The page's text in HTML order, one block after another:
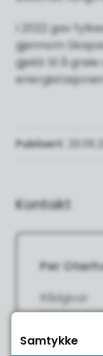
I 2022 gav
gjennom
gjekk til å
Publisert
Kontakt
Per
Rådgivar
E-post
Send e-
Telefon
Mobil45
Samtykke